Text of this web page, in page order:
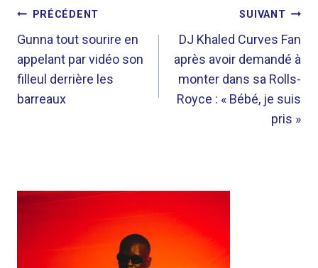
NAVIGATION
DE
L’ARTICLE
PRÉCÉDENT
Gunna tout sourire en
appelant par vidéo son
filleul derrière les
barreaux
SUIVANT
DJ Khaled Curves Fan
après avoir demandé à
monter dans sa Rolls-
Royce : « Bébé, je suis
pris »